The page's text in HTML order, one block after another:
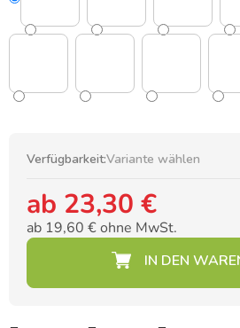
Verfügbarkeit:Variante wählen
ab 23,30 €
ab 19,60 €ohne MwSt.